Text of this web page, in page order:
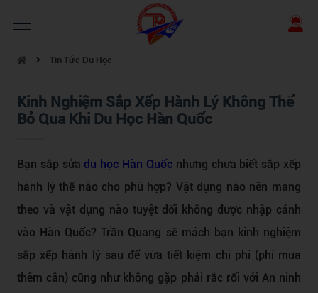
Tin Tức Du Học
Kinh Nghiệm Sắp Xếp Hành Lý Không Thể
Bỏ Qua Khi Du Học Hàn Quốc
Bạn sắp sửa du học Hàn Quốcnhưng chưa biết sắp xếp
hành lý thế nào cho phù hợp? Vật dụng nào nên mang
theo và vật dụng nào tuyệt đối không được nhập cảnh
vào Hàn Quốc? Trần Quang sẽ mách bạn kinh nghiệm
sắp xếp hành lý sau để vừa tiết kiệm chi phí (phí mua
thêm cân) cũng như không gặp phải rắc rối với An ninh